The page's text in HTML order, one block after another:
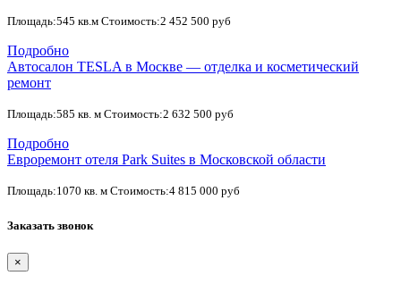
Площадь:545 кв.м Стоимость:2 452 500 руб
Подробно
Автосалон TESLA в Москве — отделка и косметический
ремонт
Площадь:585 кв. м Стоимость:2 632 500 руб
Подробно
Евроремонт отеля Park Suites в Московской области
Площадь:1070 кв. м Стоимость:4 815 000 руб
Заказать звонок
×